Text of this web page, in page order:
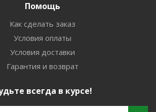
Помощь
Как сделать заказ
Условия оплаты
Условия доставки
Гарантия и возврат
всегда в курсе!